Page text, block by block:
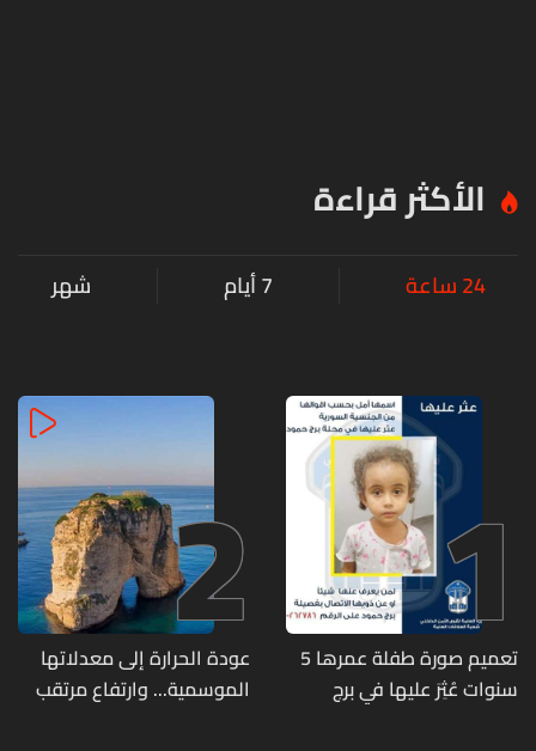
الأكثر قراءة
24 ساعة 7 أيام شهر
1
تعميم صورة طفلة عمرها 5
سنوات عُثِرَ عليها في برج
2
عودة الحرارة إلى معدلاتها
الموسمية... وارتفاع مرتقب